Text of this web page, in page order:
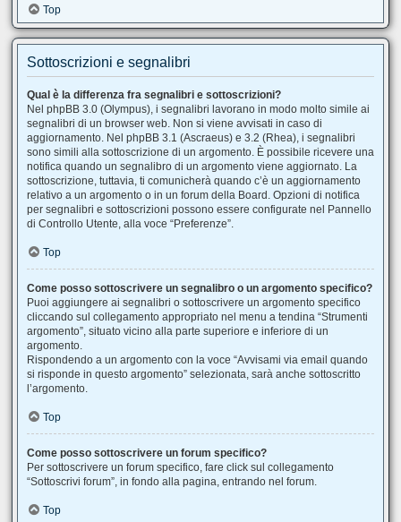
Top
Sottoscrizioni e segnalibri
Qual è la differenza fra segnalibri e sottoscrizioni?
Nel phpBB 3.0 (Olympus), i segnalibri lavorano in modo molto simile ai
segnalibri di un browser web. Non si viene avvisati in caso di
aggiornamento. Nel phpBB 3.1 (Ascraeus) e 3.2 (Rhea), i segnalibri
sono simili alla sottoscrizione di un argomento. È possibile ricevere una
notifica quando un segnalibro di un argomento viene aggiornato. La
sottoscrizione, tuttavia, ti comunicherà quando c’è un aggiornamento
relativo a un argomento o in un forum della Board. Opzioni di notifica
per segnalibri e sottoscrizioni possono essere configurate nel Pannello
di Controllo Utente, alla voce “Preferenze”.
Top
Come posso sottoscrivere un segnalibro o un argomento specifico?
Puoi aggiungere ai segnalibri o sottoscrivere un argomento specifico
cliccando sul collegamento appropriato nel menu a tendina “Strumenti
argomento”, situato vicino alla parte superiore e inferiore di un
argomento.
Rispondendo a un argomento con la voce “Avvisami via email quando
si risponde in questo argomento” selezionata, sarà anche sottoscritto
l’argomento.
Top
Come posso sottoscrivere un forum specifico?
Per sottoscrivere un forum specifico, fare click sul collegamento
“Sottoscrivi forum”, in fondo alla pagina, entrando nel forum.
Top